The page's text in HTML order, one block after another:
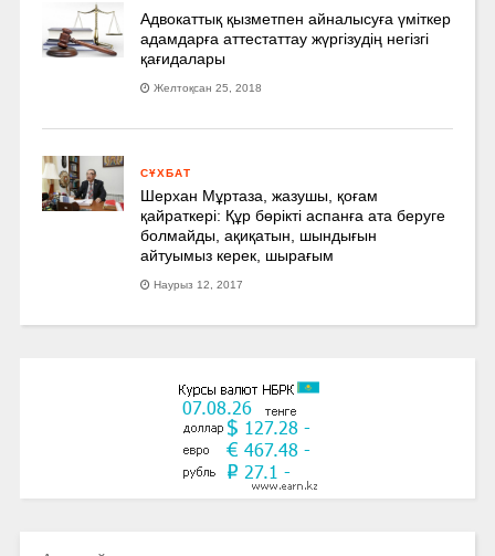
Адвокаттық қызметпен айналысуға үмiткер
адамдарға аттестаттау жүргізудің негізгі
қағидалары
Желтоқсан 25, 2018
СҰХБАТ
Шерхан Мұртаза, жазушы, қоғам
қайраткері: Құр бөрікті аспанға ата беруге
болмайды, ақиқатын, шындығын
айтуымыз керек, шырағым
Наурыз 12, 2017